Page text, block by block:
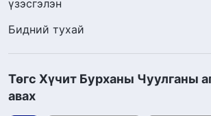
үзэсгэлэн
Бидний тухай
Төгс Хүчит Бурханы Чуулганы
авах